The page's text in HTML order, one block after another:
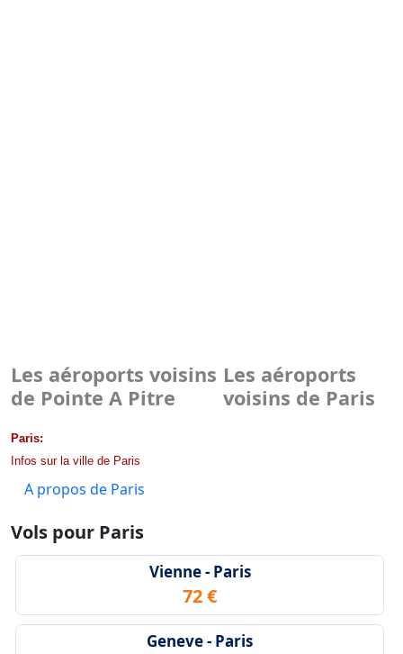
Les aéroports voisins
de Pointe A Pitre
Les aéroports
voisins de Paris
Paris:
Infos sur la ville de Paris
A propos de Paris
Vols pour Paris
Vienne - Paris
72 €
Geneve - Paris